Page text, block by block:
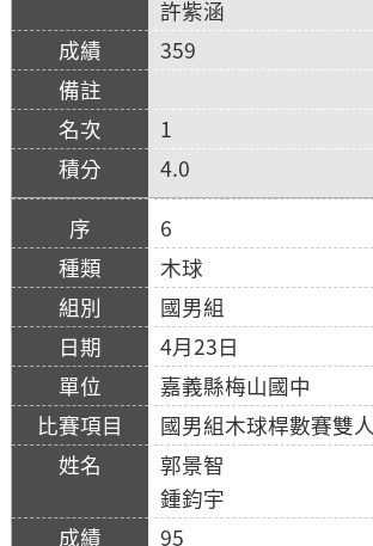
許紫涵
359
1
4.0
6
木球
國男組
4月23日
嘉義縣梅山國中
國男組木球桿數賽雙人
郭景智
鍾鈞宇
95